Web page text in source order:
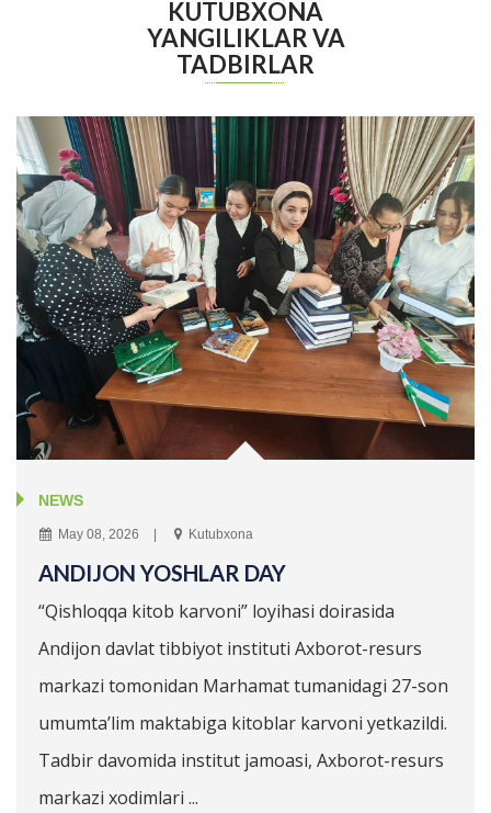
KUTUBXONA
YANGILIKLAR VA
TADBIRLAR
NEWS
May 08, 2026 Kutubxona
ANDIJON YOSHLAR DAY
“Qishloqqa kitob karvoni” loyihasi doirasida
Andijon davlat tibbiyot instituti Axborot-resurs
markazi tomonidan Marhamat tumanidagi 27-son
umumta’lim maktabiga kitoblar karvoni yetkazildi.
Tadbir davomida institut jamoasi, Axborot-resurs
markazi xodimlari ...